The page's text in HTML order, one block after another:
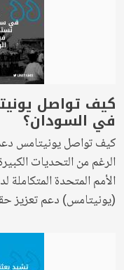
كيف تواصل
في السودان؟
كيف تواصل يونيتامس
الرغم من التحديات
الأمم المتحدة المتكاملة
(يونيتامس) دعم تعزيز